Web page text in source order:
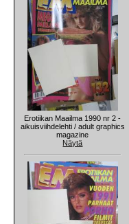
Erotiikan Maailma 1990 nr 2 -
aikuisviihdelehti / adult graphics
magazine
Näytä